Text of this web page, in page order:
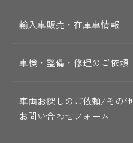
輸入車販売・在庫車情報
車検・整備・修理のご依頼
車両お探しのご依頼/その他
お問い合わせフォーム